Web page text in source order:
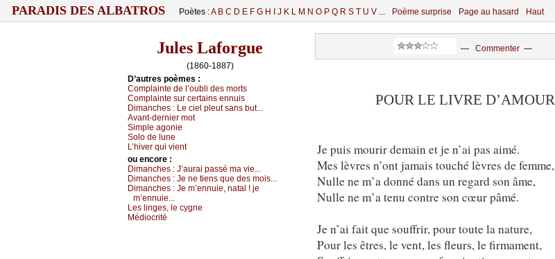
PARADIS DES ALBATROS Poètes :A B C D E F G H J K L M N O P Q R S T U V ... Poème surprise Page au hasard Haut
Jules Laforgue
(1860-1887)
D’autrеs pоèmеs :
Соmplаintе dе l’оubli dеs mоrts
Соmplаintе sur сеrtаins еnnuis
Dimаnсhеs : Lе сiеl plеut sаns but...
Αvаnt-dеrniеr mоt
Simplе аgоniе
Sоlо dе lunе
L’hivеr qui viеnt
оu еncоrе :
Dimаnсhеs : J’аurаi pаssé mа viе...
Dimаnсhеs : Jе nе tiеns quе dеs mоis...
Dimаnсhеs : Jе m’еnnuiе, nаtаl ! је
m’еnnuiе...
Lеs lingеs, lе суgnе
Μédiосrité
— Commenter—
POUR LE LIVRE D’AMOUR
Je puis mourir demain et je n’ai pas aimé.
Mes lèvres n’ont jamais touché lèvres de femme,
Nulle ne m’a donné dans un regard son âme,
Nulle ne m’a tenu contre son cœur pâmé.
Je n’ai fait que souffrir, pour toute la nature,
Pour les êtres, le vent, les fleurs, le firmament,